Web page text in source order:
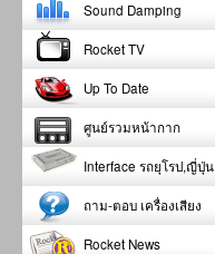
Sound Damping
Rocket TV
Up To Date
ศูนย์รวมหน้ากาก
Interface รถยุโรป,ญี่ปุ่น
ถาม-ตอบ เครื่องเสียง
Rocket News